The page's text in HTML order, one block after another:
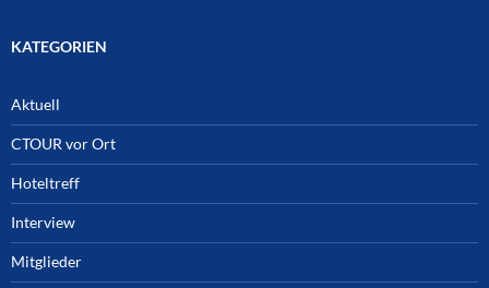
KATEGORIEN
Aktuell
CTOUR vor Ort
Hoteltreff
Interview
Mitglieder